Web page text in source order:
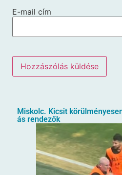
E-mail cím
Miskolc. Kicsit
ás rendezők